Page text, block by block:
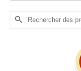
Rechercher :